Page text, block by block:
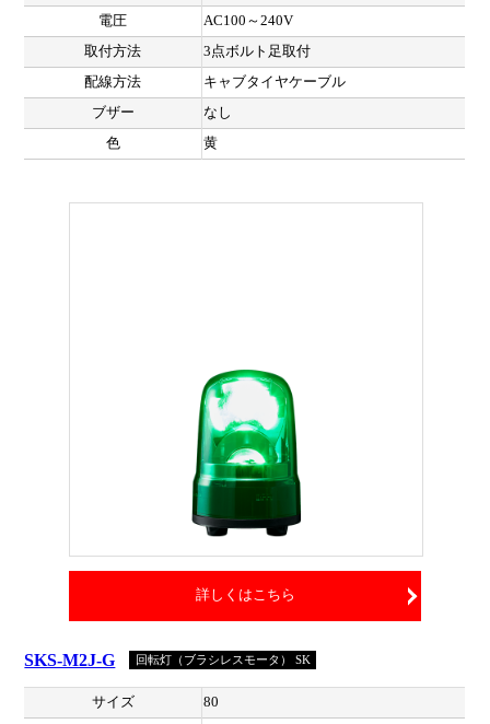
電圧
AC100～240V
取付方法
3点ボルト足取付
配線方法
キャブタイヤケーブル
ブザー
なし
色
黄
詳しくはこちら
SKS-M2J-G 回転灯（ブラシレスモータ） SK
サイズ
80